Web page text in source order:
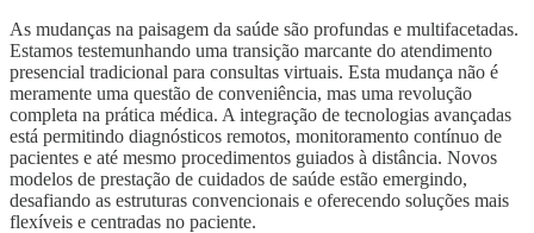
As mudanças na paisagem da saúde são profundas e multifacetadas.
Estamos testemunhando uma transição marcante do atendimento
presencial tradicional para consultas virtuais. Esta mudança não é
meramente uma questão de conveniência, mas uma revolução
completa na prática médica. A integração de tecnologias avançadas
está permitindo diagnósticos remotos, monitoramento contínuo de
pacientes e até mesmo procedimentos guiados à distância. Novos
modelos de prestação de cuidados de saúde estão emergindo,
desafiando as estruturas convencionais e oferecendo soluções mais
flexíveis e centradas no paciente.